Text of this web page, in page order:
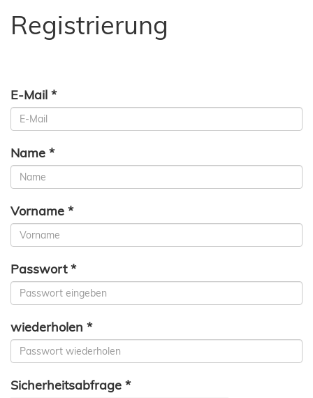
Registrierung
E-Mail *
Name *
Vorname *
Passwort *
wiederholen *
Sicherheitsabfrage *